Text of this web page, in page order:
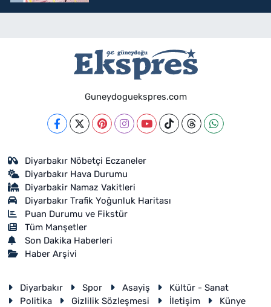
Guneydoguekspres.com
Diyarbakır Nöbetçi Eczaneler
Diyarbakır Hava Durumu
Diyarbakir Namaz Vakitleri
Diyarbakır Trafik Yoğunluk Haritası
Puan Durumu ve Fikstür
Tüm Manşetler
Son Dakika Haberleri
Haber Arşivi
Diyarbakır Spor Asayiş
Kültür - Sanat
Politika
Gizlilik Sözleşmesi İletişim Künye